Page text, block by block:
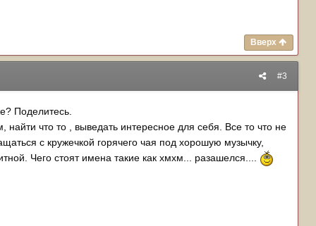
Вверх
#3
Поделитесь.
что то , выведать интересное для себя. Все то что не
с кружечкой горячего чая под хорошую музычку,
Чего стоят имена такие как хмхм... разашелся....